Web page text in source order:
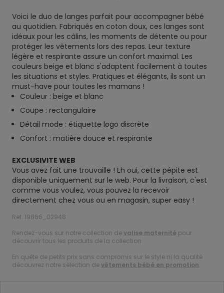
Voici le duo de langes parfait pour accompagner bébé
au quotidien. Fabriqués en coton doux, ces langes sont
idéaux pour les câlins, les moments de détente ou pour
protéger les vêtements lors des repas. Leur texture
légère et respirante assure un confort maximal. Les
couleurs beige et blanc s'adaptent facilement à toutes
les situations et styles. Pratiques et élégants, ils sont un
must-have pour toutes les mamans !
Couleur : beige et blanc
Coupe : rectangulaire
Détail mode : étiquette logo discrète
Confort : matière douce et respirante
EXCLUSIVITE WEB
Vous avez fait une trouvaille ! Eh oui, cette pépite est
disponible uniquement sur le web. Pour la livraison, c'est
comme vous voulez, vous pouvez la recevoir
directement chez vous ou en magasin, super easy !
Ref. 19866_02948
Rendez-vous sur notre collection devalise maternité pour
découvrir tous les produits de la collection.
En quête de petits prix sans compromis sur le style ni la qualité :
découvrez notre sélection devêtements bébé en promotion.